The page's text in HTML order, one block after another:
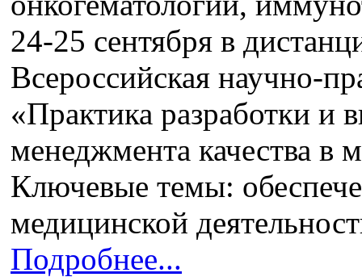
24-25 сентября в
Всероссийская научно-
«Практика разработки и
менеджмента качества в
Ключевые темы:
медицинской
Подробнее...